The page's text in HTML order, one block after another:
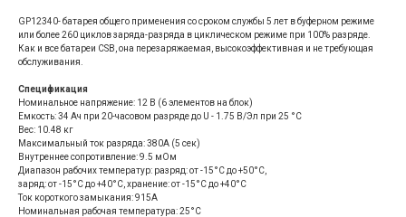
GP12340- батарея общего применения со сроком службы 5 лет в буферном режиме
или более 260 циклов заряда-разряда в циклическом режиме при 100% разряде.
Как и все батареи CSB, она перезаряжаемая, высокоэффективная и не требующая
обслуживания.
Спецификация
Номинальное напряжение: 12 В (6 элементов на блок)
Емкость: 34 Aч при 20-часовом разряде до U - 1.75 В/Эл при 25 °С
Вес: 10.48 кг
Максимальный ток разряда: 380A (5 сек)
Внутреннее сопротивление: 9.5 мОм
Диапазон рабочих температур: разряд: от -15°С до +50°С,
заряд: от -15°С до +40°С, хранение: от -15°С до +40°С
Ток короткого замыкания: 915А
Номинальная рабочая температура: 25°С